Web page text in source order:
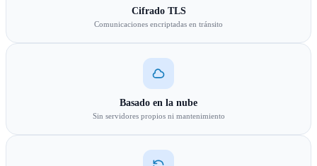
Cifrado TLS
Comunicaciones encriptadas en tránsito
Basado en la nube
Sin servidores propios ni mantenimiento